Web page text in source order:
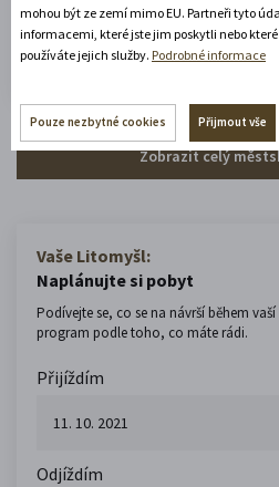
Zobrazit celou otevírací dobu
Zobrazit celý
Vaše Litomyšl:
Naplánujte si pobyt
Podívejte se, co se na návrší během
program podle toho, co máte rádi.
Přijíždím
Odjíždím
mohou být ze zemí mimo EU. Partneři tyto
informacemi, které jste jim poskytli nebo
používáte jejich služby. Podrobné informace
Pouze nezbytné cookies Přijmout vše